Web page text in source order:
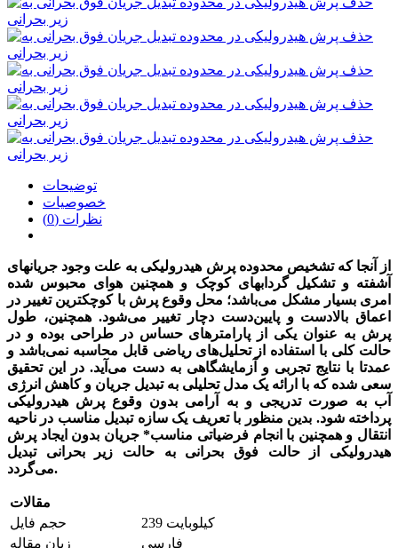
توضیحات
خصوصیات
نظرات (0)
از آنجا که تشخیص محدوده پرش هیدرولیکی به علت وجود جریانهای
آشفته و تشکیل گردابهای کوچک و همچنین هوای محبوس شده
امری بسیار مشکل می‌باشد؛ محل وقوع پرش با کوچکترین تغییر در
اعماق بالادست و پایین‌دست دچار تغییر می‌شود. همچنین، طول
پرش به عنوان یکی از پارامترهای حساس در طراحی بوده و در
حالت کلی با استفاده از تحلیل‌های ریاضی قابل محاسبه نمی‌باشد و
عمدتا با نتایج تجربی و آزمایشگاهی به دست می‌آید. در این تحقیق
سعی شده که با ارائه یک مدل تحلیلی به تبدیل جریان و کاهش انرژی
آب به صورت تدریجی و به آرامی بدون وقوع پرش هیدرولیکی
پرداخته شود. بدین منظور با تعریف یک سازه تبدیل مناسب در ناحیه
انتقال و همچنین با انجام فرضیاتی مناسب* جریان بدون ایجاد پرش
هیدرولیکی از حالت فوق بحرانی به حالت زیر بحرانی تبدیل
می‌گردد.
مقالات
حجم فایل
239 کیلوبایت
زبان مقاله
فارسی